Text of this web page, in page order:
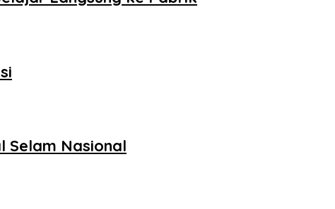
Selam Nasional